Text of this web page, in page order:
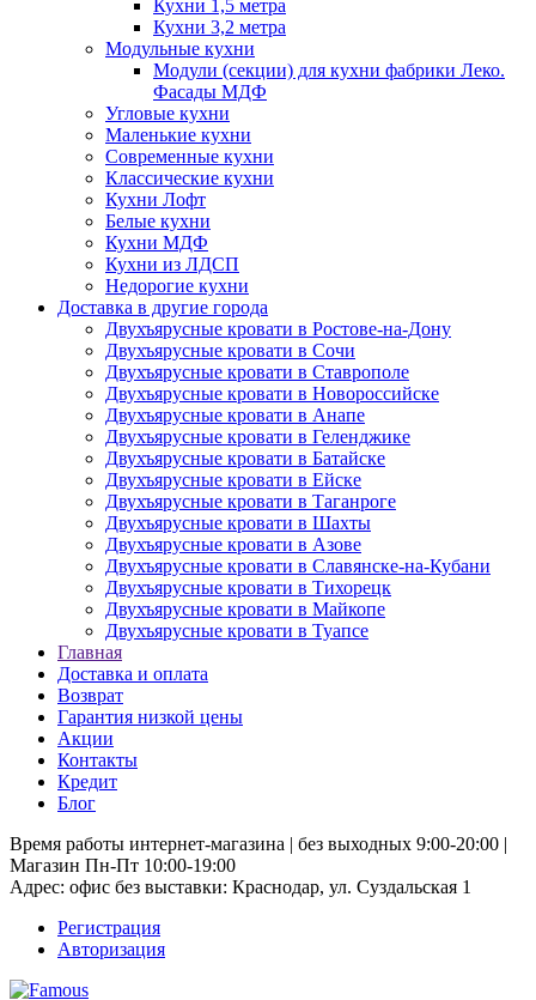
Кухни 1,5 метра
Кухни 3,2 метра
Модульные кухни
Модули (секции) для кухни фабрики Леко.
Фасады МДФ
Угловые кухни
Маленькие кухни
Современные кухни
Классические кухни
Кухни Лофт
Белые кухни
Кухни МДФ
Кухни из ЛДСП
Недорогие кухни
Доставка в другие города
Двухъярусные кровати в Ростове-на-Дону
Двухъярусные кровати в Сочи
Двухъярусные кровати в Ставрополе
Двухъярусные кровати в Новороссийске
Двухъярусные кровати в Анапе
Двухъярусные кровати в Геленджике
Двухъярусные кровати в Батайске
Двухъярусные кровати в Ейске
Двухъярусные кровати в Таганроге
Двухъярусные кровати в Шахты
Двухъярусные кровати в Азове
Двухъярусные кровати в Славянске-на-Кубани
Двухъярусные кровати в Тихорецк
Двухъярусные кровати в Майкопе
Двухъярусные кровати в Туапсе
Главная
Доставка и оплата
Возврат
Гарантия низкой цены
Акции
Контакты
Кредит
Блог
Время работы интернет-магазина | без выходных 9:00-20:00 |
Магазин Пн-Пт 10:00-19:00
Адрес: офис без выставки: Краснодар, ул. Суздальская 1
Регистрация
Авторизация